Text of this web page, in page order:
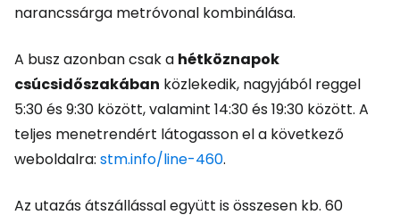
narancssárga metróvonal kombinálása.
A busz azonban csak a hétköznapok
csúcsidőszakában közlekedik, nagyjából reggel
5:30 és 9:30 között, valamint 14:30 és 19:30 között. A
teljes menetrendért látogasson el a következő
weboldalra: stm.info/line-460.
Az utazás átszállással együtt is összesen kb. 60